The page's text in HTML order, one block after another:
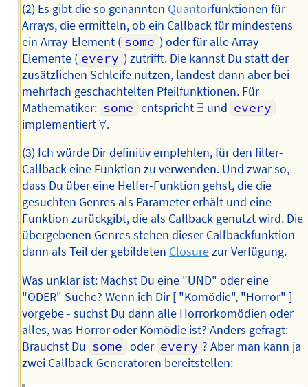
(2) Es gibt die so genannten Quantorfunktionen für
Arrays, die ermitteln, ob ein Callback für mindestens
ein Array-Element ( some ) oder für alle Array-
Elemente ( every ) zutrifft. Die kannst Du statt der
zusätzlichen Schleife nutzen, landest dann aber bei
mehrfach geschachtelten Pfeilfunktionen. Für
Mathematiker: some entspricht ∃
∃ und every
implementiert∀
∀.
(3) Ich würde Dir definitiv empfehlen, für den filter-
Callback eine Funktion zu verwenden. Und zwar so,
dass Du über eine Helfer-Funktion gehst, die die
gesuchten Genres als Parameter erhält und eine
Funktion zurückgibt, die als Callback genutzt wird. Die
übergebenen Genres stehen dieser Callbackfunktion
dann als Teil der gebildeten Closurezur Verfügung.
Was unklar ist: Machst Du eine "UND" oder eine
"ODER" Suche? Wenn ich Dir [ "Komödie", "Horror" ]
vorgebe - suchst Du dann alle Horrorkomödien oder
alles, was Horror oder Komödie ist? Anders gefragt:
Brauchst Du some oder every ? Aber man kann ja
zwei Callback-Generatoren bereitstellen: